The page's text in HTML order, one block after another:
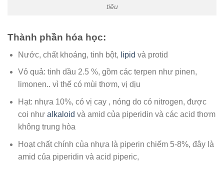
tiêu
Thành phần hóa học:
Nước, chất khoáng, tinh bột, lipid và protid
Vỏ quả: tinh dầu 2.5 %, gồm các terpen như pinen,
limonen.. vì thế có mùi thơm, vị dịu
Hạt: nhựa 10%, có vị cay , nóng do có nitrogen, được
coi như alkaloid và amid của piperidin và các acid thơm
không trung hòa
Hoạt chất chính của nhựa là piperin chiếm 5-8%, đây là
amid của piperidin và acid piperic,